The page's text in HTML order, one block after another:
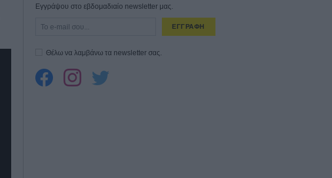
Εγγράψου στο εβδομαδιαίο newsletter μας.
ΕΓΓΡΑΦΗ
Θέλω να λαμβάνω τα newsletter σας.